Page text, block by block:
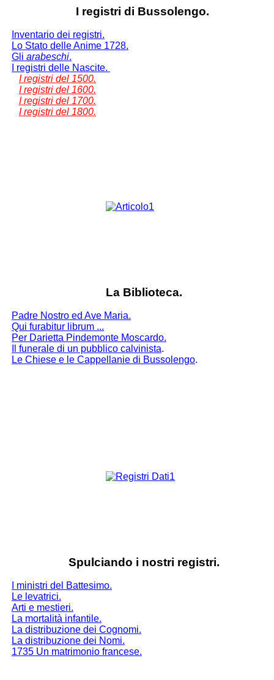
I registri di Bussolengo.
Inventario dei registri.
Lo Stato delle Anime 1728.
Gli arabeschi.
I registri delle Nascite.
I registri del 1500.
I registri del 1600.
I registri del 1700.
I registri del 1800.
La Biblioteca.
Padre Nostro ed Ave Maria.
Qui furabitur librum ...
Per Darietta Pindemonte Moscardo.
Il funerale di un pubblico calvinista.
Le Chiese e le Cappellanie di Bussolengo.
Spulciando i nostri registri.
I ministri del Battesimo.
Le levatrici.
Arti e mestieri.
La mortalità infantile.
La distribuzione dei Cognomi.
La distribuzione dei Nomi.
1735 Un matrimonio francese.